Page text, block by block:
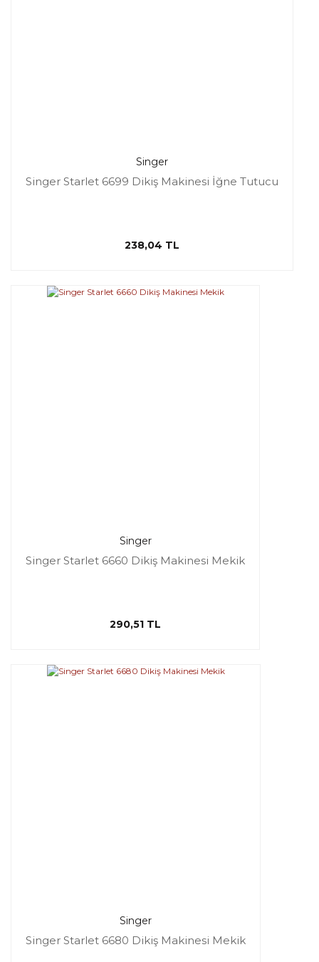
Singer
Singer Starlet 6699 Dikiş Makinesi İğne Tutucu
238,04 TL
Singer
Singer Starlet 6660 Dikiş Makinesi Mekik
290,51 TL
Singer
Singer Starlet 6680 Dikiş Makinesi Mekik